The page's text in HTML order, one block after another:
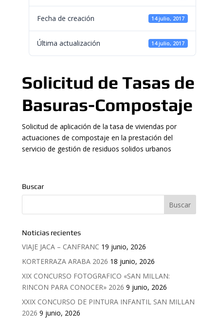
Fecha de creación 14 julio, 2017
Última actualización 14 julio, 2017
Solicitud de Tasas de
Basuras-Compostaje
Solicitud de aplicación de la tasa de viviendas por
actuaciones de compostaje en la prestación del
servicio de gestión de residuos solidos urbanos
Buscar
Noticias recientes
VIAJE JACA – CANFRANC 19 junio, 2026
KORTERRAZA ARABA 2026 18 junio, 2026
XIX CONCURSO FOTOGRAFICO «SAN MILLAN:
RINCON PARA CONOCER» 2026 9 junio, 2026
XXIX CONCURSO DE PINTURA INFANTIL SAN MILLAN
2026 9 junio, 2026